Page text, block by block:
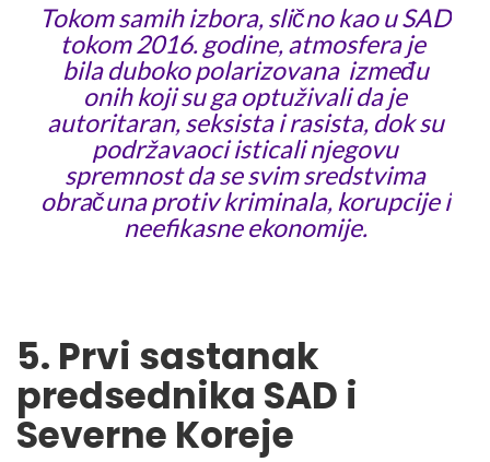
Tokom samih izbora, slično kao u SAD
tokom 2016. godine, atmosfera je
bila duboko polarizovana između
onih koji su ga optuživali da je
autoritaran, seksista i rasista, dok su
podržavaoci isticali njegovu
spremnost da se svim sredstvima
obračuna protiv kriminala, korupcije i
neefikasne ekonomije.
5. Prvi sastanak
predsednika SAD i
Severne Koreje